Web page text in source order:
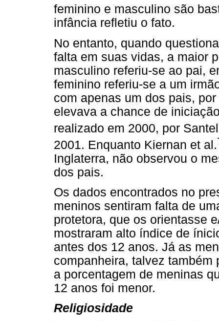
feminino e masculino são
infância refletiu o fato.
No entanto, quando
falta em suas vidas, a maior
masculino referiu-se ao pai,
feminino referiu-se a um
com apenas um dos pais,
elevava a chance de
realizado em 2000, por
2001. Enquanto Kiernan et al.
Inglaterra, não observou o
dos pais.
Os dados encontrados no
meninos sentiram falta de
protetora, que os orientasse
mostraram alto índice de
antes dos 12 anos. Já as
companheira, talvez também
a porcentagem de meninas
12 anos foi menor.
Religiosidade